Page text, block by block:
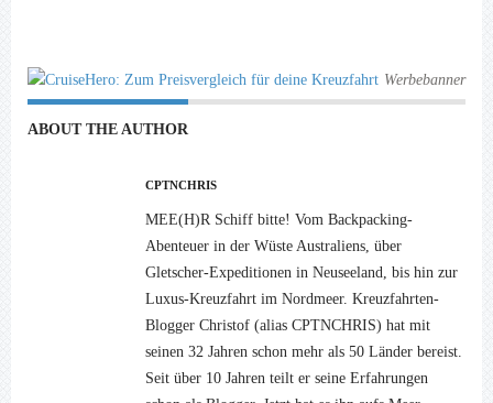
Werbebanner
ABOUT THE AUTHOR
CPTNCHRIS
MEE(H)R Schiff bitte! Vom Backpacking-
Abenteuer in der Wüste Australiens, über
Gletscher-Expeditionen in Neuseeland, bis hin zur
Luxus-Kreuzfahrt im Nordmeer. Kreuzfahrten-
Blogger Christof (alias CPTNCHRIS) hat mit
seinen 32 Jahren schon mehr als 50 Länder bereist.
Seit über 10 Jahren teilt er seine Erfahrungen